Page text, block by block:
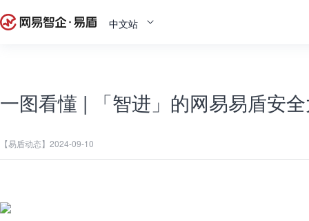
中文站
一图看懂 | 「智进」的网易易盾安
【易盾动态】 2024-09-10